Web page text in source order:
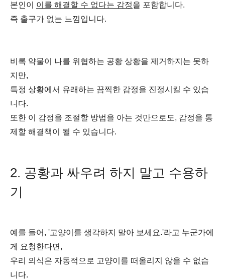
본인이 이를 해결할 수 없다는 감정을 포함합니다.
즉 출구가 없는 느낌입니다.
비록 약물이 나를 위협하는 공황 상황을 제거하지는 못하
지만,
특정 상황에서 유래하는 끔찍한 감정을 진정시킬 수 있습
니다.
또한 이 감정을 조절할 방법을 아는 것만으로도, 감정을 통
제할 해결책이 될 수 있습니다.
2. 공황과 싸우려 하지 말고 수용하
기
예를 들어, '고양이를 생각하지 말아 보세요.'라고 누군가에
게 요청한다면,
우리 의식은 자동적으로 고양이를 떠올리지 않을 수 없습
니다.